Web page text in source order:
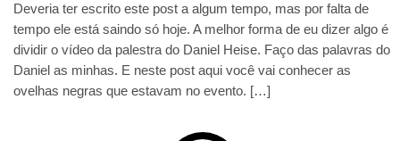
Deveria ter escrito este post a algum tempo, mas por falta de
tempo ele está saindo só hoje. A melhor forma de eu dizer algo é
dividir o vídeo da palestra do Daniel Heise. Faço das palavras do
Daniel as minhas. E neste post aqui você vai conhecer as
ovelhas negras que estavam no evento. […]